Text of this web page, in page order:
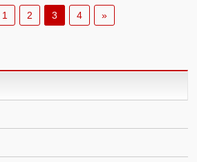
1 2 3 4 »